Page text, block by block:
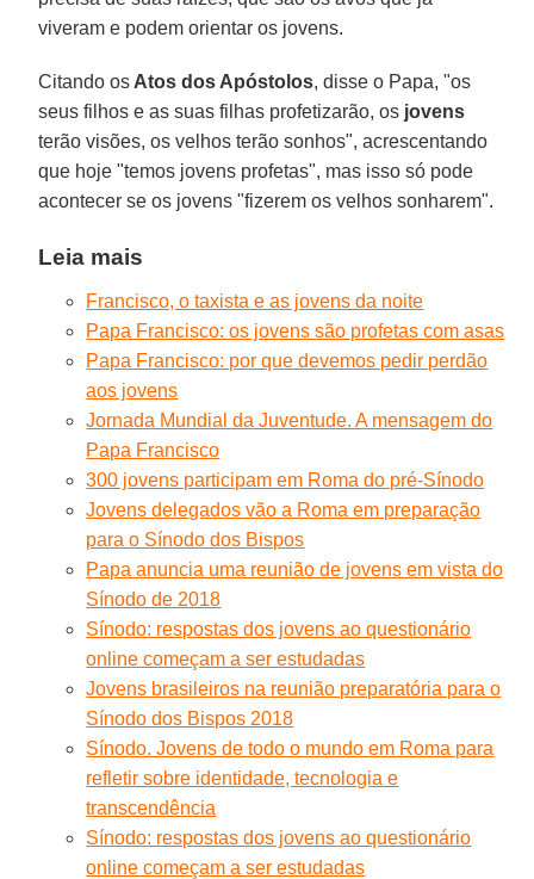
viveram e podem orientar os jovens.
Citando os Atos dos Apóstolos, disse o Papa, "os
seus filhos e as suas filhas profetizarão, os jovens
terão visões, os velhos terão sonhos", acrescentando
que hoje "temos jovens profetas", mas isso só pode
acontecer se os jovens "fizerem os velhos sonharem".
Leia mais
Francisco, o taxista e as jovens da noite
Papa Francisco: os jovens são profetas com asas
Papa Francisco: por que devemos pedir perdão
aos jovens
Jornada Mundial da Juventude. A mensagem do
Papa Francisco
300 jovens participam em Roma do pré-Sínodo
Jovens delegados vão a Roma em preparação
para o Sínodo dos Bispos
Papa anuncia uma reunião de jovens em vista do
Sínodo de 2018
Sínodo: respostas dos jovens ao questionário
online começam a ser estudadas
Jovens brasileiros na reunião preparatória para o
Sínodo dos Bispos 2018
Sínodo. Jovens de todo o mundo em Roma para
refletir sobre identidade, tecnologia e
transcendência
Sínodo: respostas dos jovens ao questionário
online começam a ser estudadas